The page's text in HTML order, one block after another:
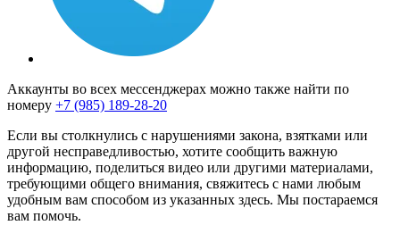
Аккаунты во всех мессенджерах можно также найти по
номеру +7 (985) 189-28-20
Если вы столкнулись с нарушениями закона, взятками или
другой несправедливостью, хотите сообщить важную
информацию, поделиться видео или другими материалами,
требующими общего внимания, свяжитесь с нами любым
удобным вам способом из указанных здесь. Мы постараемся
вам помочь.